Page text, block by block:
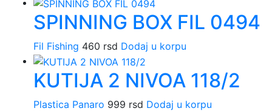
SPINNING BOX FIL 0494
Fil Fishing 460 rsd Dodaj u korpu
KUTIJA 2 NIVOA 118/2
Plastica Panaro 999 rsd Dodaj u korpu